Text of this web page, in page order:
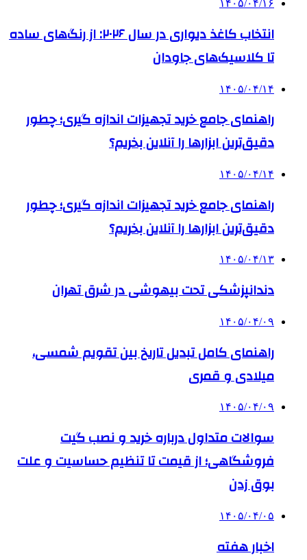
۱۴۰۵/۰۴/۱۶
انتخاب کاغذ دیواری در سال ۲۰۲۶: از رنگ‌های ساده
تا کلاسیک‌های جاودان
۱۴۰۵/۰۴/۱۴
راهنمای جامع خرید تجهیزات اندازه گیری؛ چطور
دقیق‌ترین ابزارها را آنلاین بخریم؟
۱۴۰۵/۰۴/۱۴
راهنمای جامع خرید تجهیزات اندازه گیری؛ چطور
دقیق‌ترین ابزارها را آنلاین بخریم؟
۱۴۰۵/۰۴/۱۳
دندانپزشکی تحت بیهوشی در شرق تهران
۱۴۰۵/۰۴/۰۹
راهنمای کامل تبدیل تاریخ بین تقویم شمسی،
میلادی و قمری
۱۴۰۵/۰۴/۰۹
سوالات متداول درباره خرید و نصب گیت
فروشگاهی؛ از قیمت تا تنظیم حساسیت و علت
بوق زدن
۱۴۰۵/۰۴/۰۵
اخبار هفته